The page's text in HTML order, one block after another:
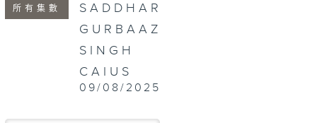
所有集數
SADDHAR
GURBAAZ
SINGH
CAIUS
09/08/2025